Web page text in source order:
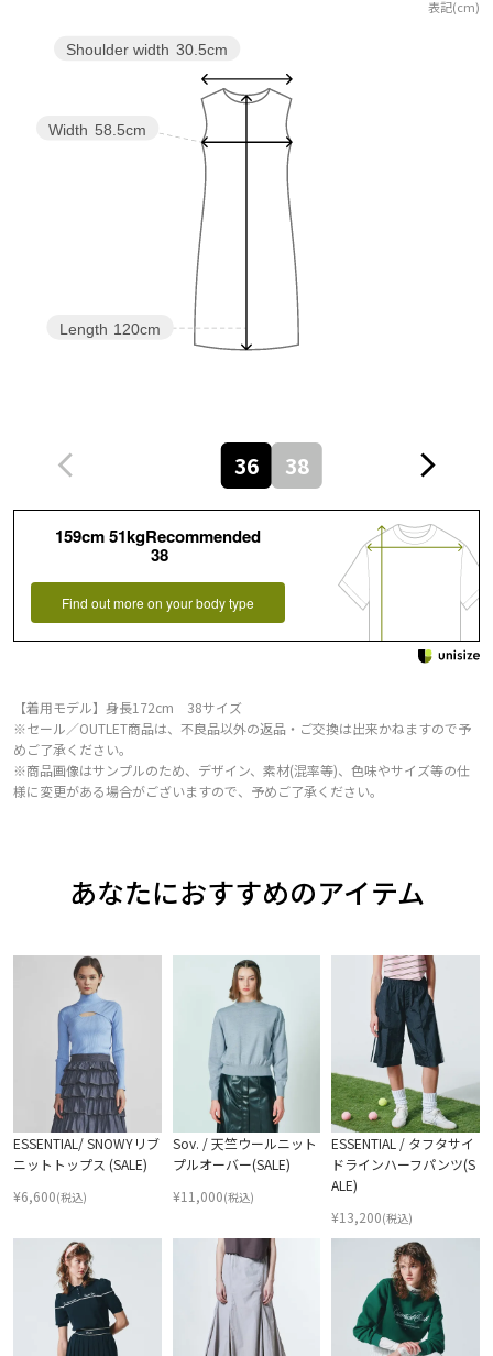
表記(cm)
Length 120cm
Width 58.5cm
Shoulder width 30.5cm
36 38
159cm 51kgRecommended
38
Find out more on your body type
【着用モデル】身長172cm 38サイズ
※セール／OUTLET商品は、不良品以外の返品・ご交換は出来かねますので予
めご了承ください。
※商品画像はサンプルのため、デザイン、素材(混率等)、色味やサイズ等の仕
様に変更がある場合がございますので、予めご了承ください。
あなたにおすすめのアイテム
ESSENTIAL/ SNOWYリブ
ニットトップス (SALE)
¥6,600(税込)
Sov. / 天竺ウールニット
プルオーバー(SALE)
¥11,000(税込)
ESSENTIAL / タフタサイ
ドラインハーフパンツ(S
ALE)
¥13,200(税込)